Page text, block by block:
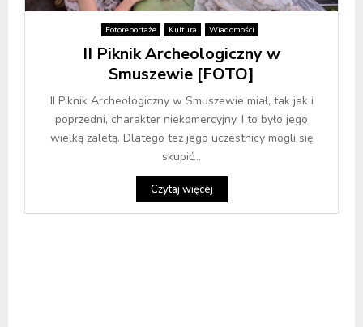
Fotoreportaże Kultura Wiadomości
II Piknik Archeologiczny w
Smuszewie [FOTO]
II Piknik Archeologiczny w Smuszewie miał, tak jak i
poprzedni, charakter niekomercyjny. I to było jego
wielką zaletą. Dlatego też jego uczestnicy mogli się
skupić...
Czytaj więcej